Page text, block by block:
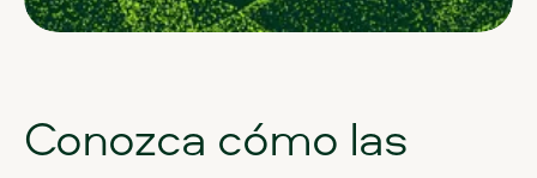
Conozca cómo las